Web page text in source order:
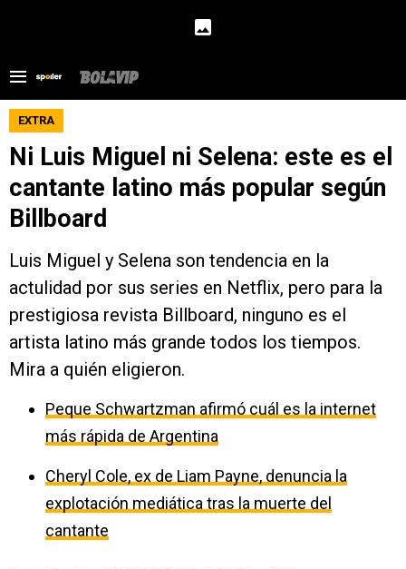
EXTRA
Ni Luis Miguel ni Selena: este es el
cantante latino más popular según
Billboard
Luis Miguel y Selena son tendencia en la
actulidad por sus series en Netflix, pero para la
prestigiosa revista Billboard, ninguno es el
artista latino más grande todos los tiempos.
Mira a quién eligieron.
Peque Schwartzman afirmó cuál es la internet
más rápida de Argentina
Cheryl Cole, ex de Liam Payne, denuncia la
explotación mediática tras la muerte del
cantante